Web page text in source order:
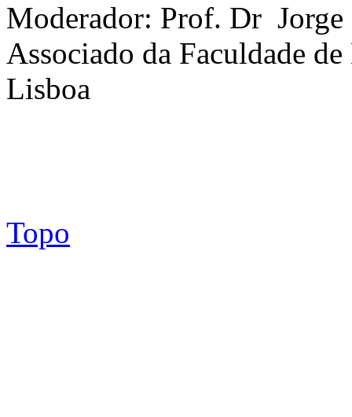
Moderador: Prof. Dr Jorge
Associado da Faculdade
Lisboa
Topo